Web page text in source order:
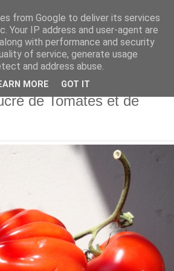
de Tomates et de
from Google to deliver its services
Your IP address and user-agent are
with performance and security
of service, generate usage
and address abuse.
MORE GOT IT